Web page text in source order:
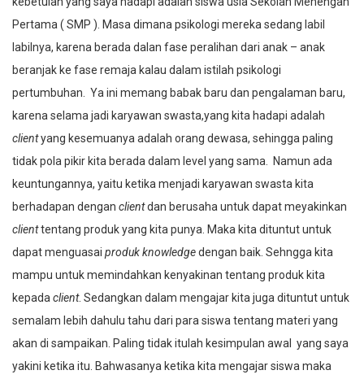
Pertama ( SMP ). Masa dimana psikologi mereka sedang labil
labilnya, karena berada dalan fase peralihan dari anak – anak
beranjak ke fase remaja kalau dalam istilah psikologi
pertumbuhan. Ya ini memang babak baru dan pengalaman baru,
karena selama jadi karyawan swasta,yang kita hadapi adalah
clientyang kesemuanya adalah orang dewasa, sehingga paling
tidak pola pikir kita berada dalam level yang sama. Namun ada
keuntungannya, yaitu ketika menjadi karyawan swasta kita
berhadapan dengan clientdan berusaha untuk dapat meyakinkan
clienttentang produk yang kita punya. Maka kita dituntut untuk
dapat menguasai produk knowledgedengan baik. Sehngga kita
mampu untuk memindahkan kenyakinan tentang produk kita
kepadaclient. Sedangkan dalam mengajar kita juga dituntut untuk
semalam lebih dahulu tahu dari para siswa tentang materi yang
akan di sampaikan. Paling tidak itulah kesimpulan awal yang saya
yakini ketika itu. Bahwasanya ketika kita mengajar siswa maka